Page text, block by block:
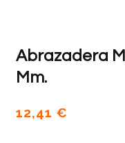
Abrazadera
Mm.
12,41€